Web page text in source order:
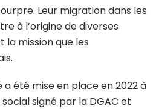
Leur migration dans les
à l’origine de diverses
mission que les
été mise en place en 2022 à
signé par la DGAC et